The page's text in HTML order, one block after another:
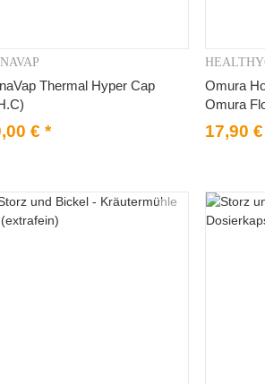
Thermal Hyper Cap
€*
Omura
Omura
17,90 €